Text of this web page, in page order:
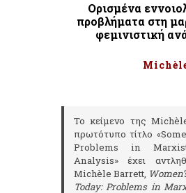
Ορισμένα
προβλήματα στη
φεμινιστική
Το κείμενο της
πρωτότυπο τίτλο
Problems in
Analysis» έχει
Michèle Barrett,
Today: Problems in